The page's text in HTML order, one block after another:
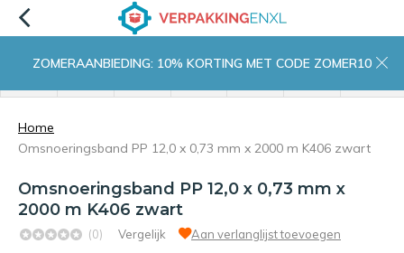
ZOMERAANBIEDING: 10% KORTING MET CODE ZOMER10
Home
Omsnoeringsband PP 12,0 x 0,73 mm x 2000 m K406 zwart
Omsnoeringsband PP 12,0 x 0,73 mm x
2000 m K406 zwart
(0) Vergelijk Aan verlanglijst toevoegen